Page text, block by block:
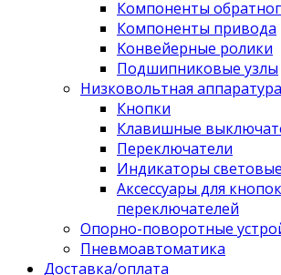
Компоненты
Компоненты привода
Koнвейерныe pолики
Подшипниковые узлы
Низковольтная аппаратура
Кнопки
Клавишные
Переключатели
Индикаторы световые
Аксессуары для
переключателей
Опорно-поворотные
Пневмоавтоматика
Доставка/оплата